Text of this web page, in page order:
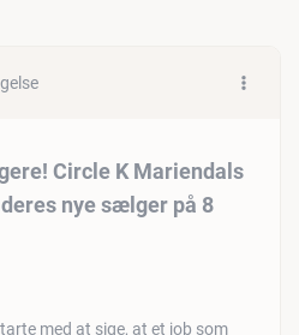
Circle K Mariendals
nye sælger på 8
med at sige, at et job som